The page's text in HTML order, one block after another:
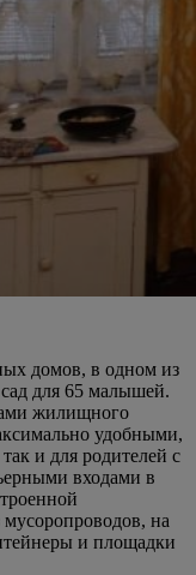
домов, в одном из
для 65 малышей.
жилищного
удобными,
и для родителей с
входами в
на
и площадки